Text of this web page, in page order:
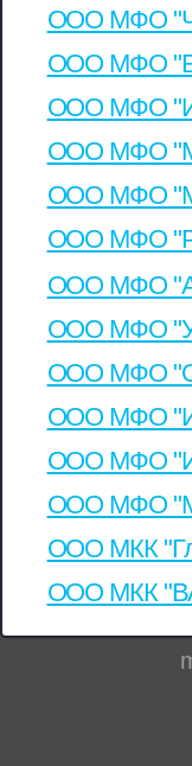
ООО МФО
ООО МФО
ООО МФО
ООО МФО
ООО МФО
ООО МФО
ООО МФО
ООО МФО
ООО МФО
ООО МФО
ООО МФО
ООО МФО
ООО МКК
ООО МКК